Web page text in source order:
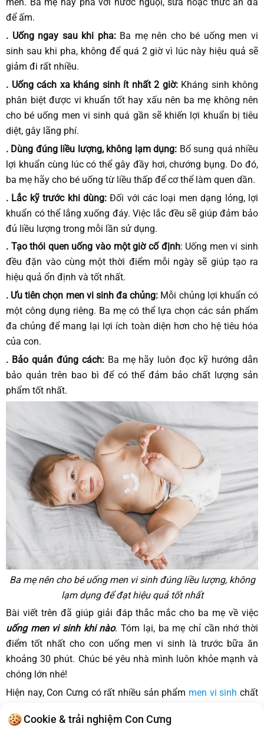
men. Ba mẹ hãy pha với nước nguội, sữa hoặc thức ăn đã
để ấm.
. Uống ngay sau khi pha:Ba mẹ nên cho bé uống men vi
sinh sau khi pha, không để quá 2 giờ vì lúc này hiệu quả sẽ
giảm đi rất nhiều.
. Uống cách xa kháng sinh ít nhất 2 giờ:Kháng sinh không
phân biệt được vi khuẩn tốt hay xấu nên ba mẹ không nên
cho bé uống men vi sinh quá gần sẽ khiến lợi khuẩn bị tiêu
diệt, gây lãng phí.
. Dùng đúng liều lượng, không lạm dụng: Bổ sung quá nhiều
lợi khuẩn cùng lúc có thể gây đầy hơi, chướng bụng. Do đó,
ba mẹ hãy cho bé uống từ liều thấp để cơ thể làm quen dần.
. Lắc kỹ trước khi dùng:Đối với các loại men dạng lỏng, lợi
khuẩn có thể lắng xuống đáy. Việc lắc đều sẽ giúp đảm bảo
đủ liều lượng trong mỗi lần sử dụng.
. Tạo thói quen uống vào một giờ cố định: Uống men vi sinh
đều đặn vào cùng một thời điểm mỗi ngày sẽ giúp tạo ra
hiệu quả ổn định và tốt nhất.
. Ưu tiên chọn men vi sinh đa chủng: Mỗi chủng lợi khuẩn có
một công dụng riêng. Ba mẹ có thể lựa chọn các sản phẩm
đa chủng để mang lại lợi ích toàn diện hơn cho hệ tiêu hóa
của con.
. Bảo quản đúng cách:Ba mẹ hãy luôn đọc kỹ hướng dẫn
bảo quản trên bao bì để có thể đảm bảo chất lượng sản
phẩm tốt nhất.
Ba mẹ nên cho bé uống men vi sinh đúng liều lượng, không
lạm dụng để đạt hiệu quả tốt nhất
Bài viết trên đã giúp giải đáp thắc mắc cho ba mẹ về việc
uống men vi sinh khi nào. Tóm lại, ba mẹ chỉ cần nhớ thời
điểm tốt nhất cho con uống men vi sinh là trước bữa ăn
khoảng 30 phút. Chúc bé yêu nhà mình luôn khỏe mạnh và
chóng lớn nhé!
Hiện nay, Con Cưng có rất nhiều sản phẩm men vi sinh chất
nhà mình. Các sản phẩm này đều có nguồn gốc rõ ràng và
Cookie & trải nghiệm Con Cưng